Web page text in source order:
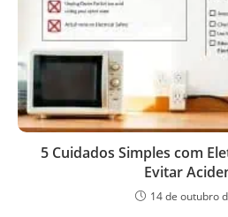
5 Cuidados Simples com
Evitar
14 de outubro